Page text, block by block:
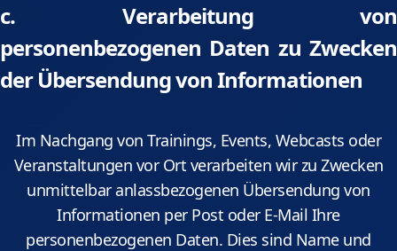
c. Verarbeitung von
personenbezogenen Daten zu Zwecken
der Übersendung von Informationen
Im Nachgang von Trainings, Events, Webcasts oder
Veranstaltungen vor Ort verarbeiten wir zu Zwecken
unmittelbar anlassbezogenen Übersendung von
Informationen per Post oder E-Mail Ihre
personenbezogenen Daten. Dies sind Name und